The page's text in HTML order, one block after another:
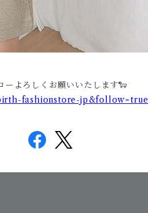
よろしくお願いいたします🐑
fashionstore-jp&follow=true